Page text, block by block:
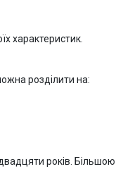
характеристик.
розділити на:
років. Більшою